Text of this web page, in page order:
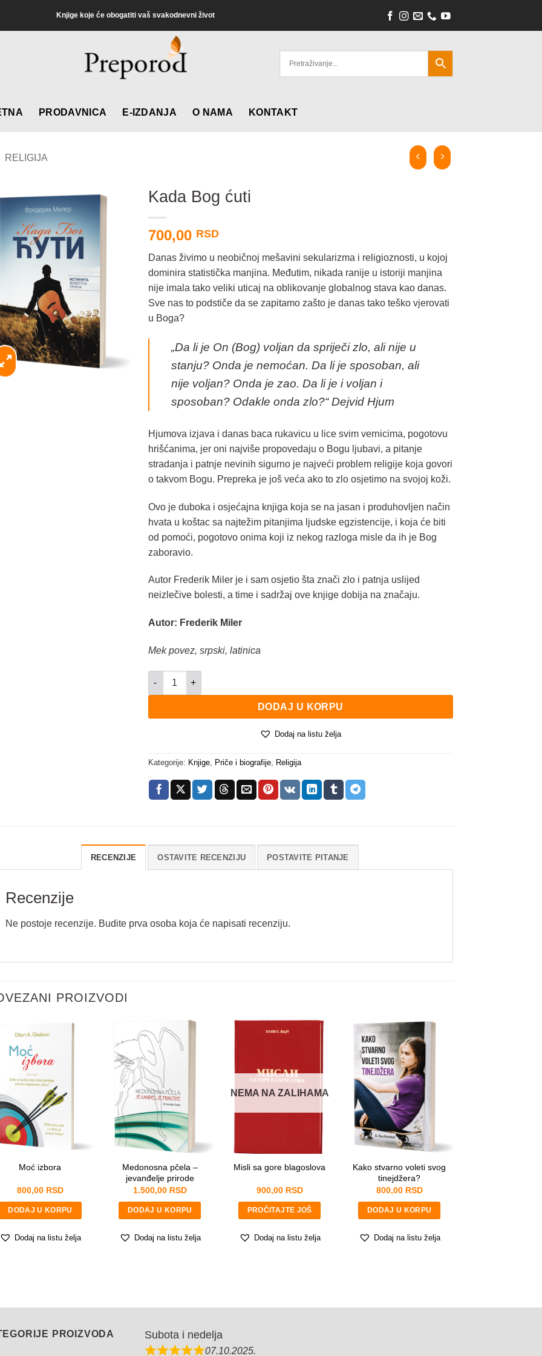
Knjige koje će obogatiti vaš svakodnevni život
PRODAVNICA E-IZDANJA O NAMA KONTAKT
RELIGIJA
Kada Bog ćuti
700,00 RSD
Danas živimo u neobičnoj mešavini sekularizma i religioznosti, u kojoj
dominira statistička manjina. Međutim, nikada ranije u istoriji manjina
nije imala tako veliki uticaj na oblikovanje globalnog stava kao danas.
Sve nas to podstiče da se zapitamo zašto je danas tako teško vjerovati
u Boga?
„Da li je On (Bog) voljan da spriječi zlo, ali nije u
stanju? Onda je nemoćan. Da li je sposoban, ali
nije voljan? Onda je zao. Da li je i voljan i
sposoban? Odakle onda zlo?“ Dejvid Hjum
Hjumova izjava i danas baca rukavicu u lice svim vernicima, pogotovu
hrišćanima, jer oni najviše propovedaju o Bogu ljubavi, a pitanje
stradanja i patnje nevinih sigurno je najveći problem religije koja govori
o takvom Bogu. Prepreka je još veća ako to zlo osjetimo na svojoj koži.
Ovo je duboka i osjećajna knjiga koja se na jasan i produhovljen način
hvata u koštac sa najtežim pitanjima ljudske egzistencije, i koja će biti
od pomoći, pogotovo onima koji iz nekog razloga misle da ih je Bog
zaboravio.
Autor Frederik Miler je i sam osjetio šta znači zlo i patnja uslijed
neizlečive bolesti, a time i sadržaj ove knjige dobija na značaju.
Autor: Frederik Miler
Mek povez, srpski, latinica
Kada Bog ćuti količina
DODAJ U KORPU
Dodaj na listu želja
Kategorije: Knjige, Priče i biografije, Religija
RECENZIJE OSTAVITE RECENZIJU POSTAVITE PITANJE
Recenzije
Ne postoje recenzije. Budite prva osoba koja će napisati recenziju.
V
a
e
*
Email*
Pitanje*
POŠALJITE
PROIZVODI
Moć izbora
800,00 RSD
DODAJ U KORPU
Dodaj na listu želja
Medonosna pčela –
jevanđelje prirode
1.500,00 RSD
DODAJ U KORPU
Dodaj na listu želja
NEMA NA ZALIHAMA
Misli sa gore blagoslova
900,00 RSD
PROČITAJTE JOŠ
Dodaj na listu želja
Kako stvarno voleti svog
tinejdžera?
800,00 RSD
DODAJ U KORPU
Dodaj na listu želja
PROIZVODA Subota i nedelja
07.10.2025.